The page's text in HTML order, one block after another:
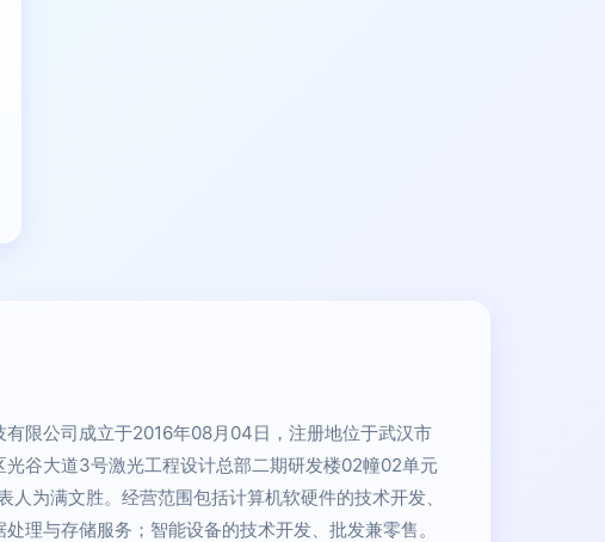
有限公司成立于2016年08月04日，注册地位于武汉市
光谷大道3号激光工程设计总部二期研发楼02幢02单元
人为满文胜。经营范围包括计算机软硬件的技术开发、
理与存储服务；智能设备的技术开发、批发兼零售。